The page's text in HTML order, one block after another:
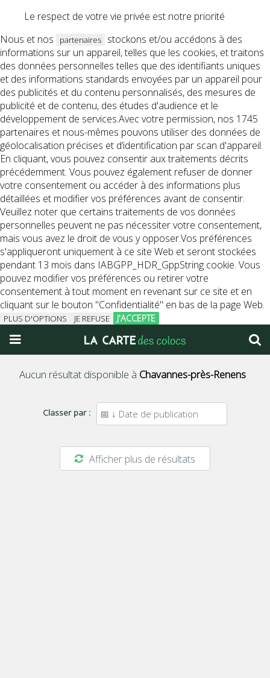
Le respect de votre vie privée est notre priorité
Nous et nos
partenaires
stockons et/ou accédons à des
informations sur un appareil, telles que les cookies, et traitons
des données personnelles telles que des identifiants uniques
et des informations standards envoyées par un appareil pour
des publicités et du contenu personnalisés, des mesures de
publicité et de contenu, des études d'audience et le
développement de services.Avec votre permission, nos 1745
partenaires et nous-mêmes pouvons utiliser des données de
géolocalisation précises et d’identification par scan d'appareil.
En cliquant, vous pouvez consentir aux traitements décrits
précédemment. Vous pouvez également refuser de donner
votre consentement ou accéder à des informations plus
détaillées et modifier vos préférences avant de consentir.
Veuillez noter que certains traitements de vos données
personnelles peuvent ne pas nécessiter votre consentement,
mais vous avez le droit de vous y opposer.Vos préférences
s'appliqueront uniquement à ce site Web et seront stockées
pendant 13 mois dans IABGPP_HDR_GppString cookie. Vous
pouvez modifier vos préférences ou retirer votre
consentement à tout moment en revenant sur ce site et en
cliquant sur le bouton "Confidentialité" en bas de la page Web.
PLUS D'OPTIONS JE REFUSE J'ACCEPTE
Aucun résultat disponible à Chavannes-près-Renens
Classer par :
Afficher plus de résultats